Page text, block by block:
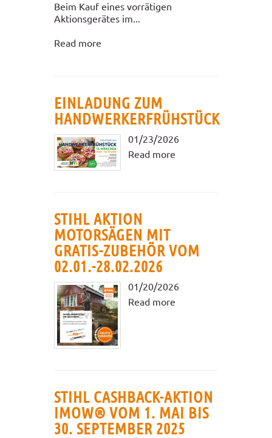
Beim Kauf eines vorrätigen
Aktionsgerätes im...
Read more
EINLADUNG ZUM
HANDWERKERFRÜHSTÜCK
01/23/2026
Read more
STIHL AKTION
MOTORSÄGEN MIT
GRATIS-ZUBEHÖR VOM
02.01.-28.02.2026
01/20/2026
Read more
STIHL CASHBACK-AKTION
IMOW® VOM 1. MAI BIS
30. SEPTEMBER 2025